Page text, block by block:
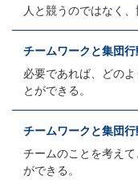
人と競うのではなく
チームワークと集団行
必要であれば、どの
とができる。
チームワークと集団行
チームのことを考え
ができる。